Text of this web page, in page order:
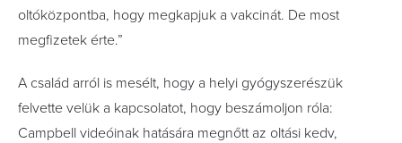
oltóközpontba, hogy megkapjuk a vakcinát. De most
megfizetek érte.”
A család arról is mesélt, hogy a helyi gyógyszerészük
felvette velük a kapcsolatot, hogy beszámoljon róla:
Campbell videóinak hatására megnőtt az oltási kedv,